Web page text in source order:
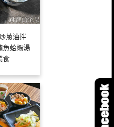
蔥油拌
魚蛤蠣湯
食